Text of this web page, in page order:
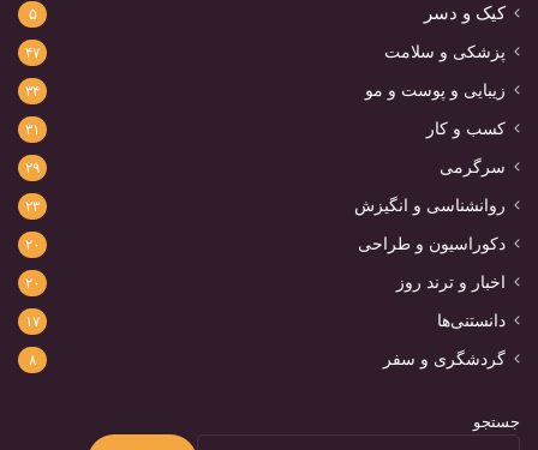
کیک و دسر ۵
پزشکی و سلامت ۴۷
زیبایی و پوست و مو ۳۴
کسب و کار ۳۱
سرگرمی ۲۹
روانشناسی و انگیزش ۲۳
دکوراسیون و طراحی ۲۰
اخبار و ترند روز ۲۰
دانستنی‌ها ۱۷
گردشگری و سفر ۸
جستجو